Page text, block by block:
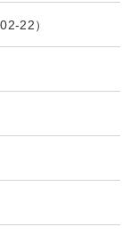
22